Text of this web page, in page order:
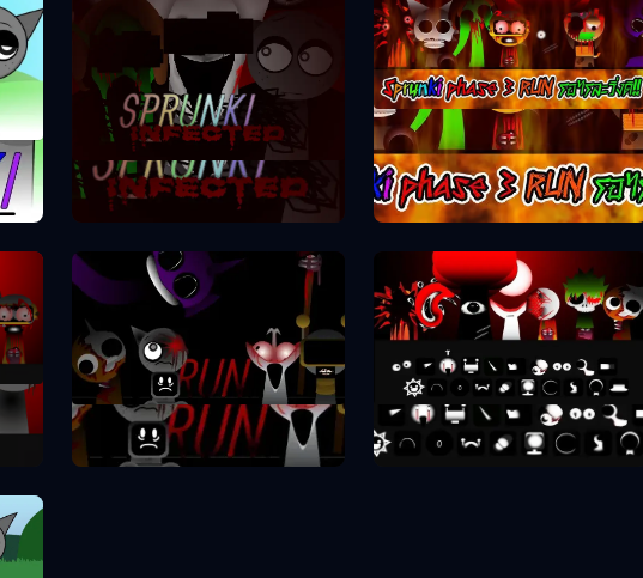
Sprunki Phase 2
Sprunki Phase 3
Sprunki Phase 7
Sprunki Phase 8